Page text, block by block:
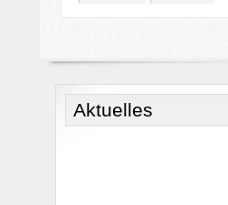
Aktuelles